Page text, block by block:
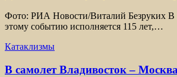
Фото: РИА Новости/Виталий Безруких В
этому событию исполняется 115 лет,…
Катаклизмы
В самолет Владивосток –